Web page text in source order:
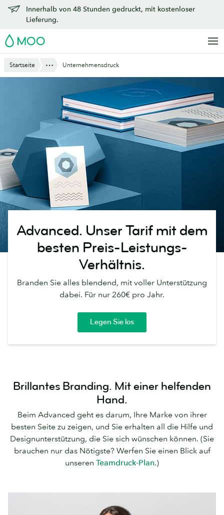
Zu
Hauptinhalt
Innerhalb von 48 Stunden gedruckt, mit kostenloser
Lieferung.
MOO
Startseite Anzeigen
Unternehmensdruck
Advanced. Unser Tarif mit dem
besten Preis-Leistungs-
Verhältnis.
Branden Sie alles blendend, mit voller Unterstützung
dabei. Für nur 260€ pro Jahr.
Legen Sie los
Brillantes Branding. Mit einer helfenden
Hand.
Beim Advanced geht es darum, Ihre Marke von ihrer
besten Seite zu zeigen, und Sie erhalten all die Hilfe und
Designunterstützung, die Sie sich wünschen können. (Sie
brauchen nur das Nötigste? Werfen Sie einen Blick auf
unseren Teamdruck-Plan.)